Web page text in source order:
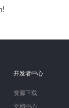
开发者中心
资源下载
文档中心